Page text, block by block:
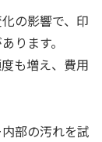
の影響で、印
ります。
も増え、費用
部の汚れを試